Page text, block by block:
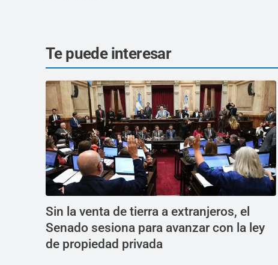
Te puede interesar
Sin la venta de tierra a extranjeros, el
Senado sesiona para avanzar con la ley
de propiedad privada